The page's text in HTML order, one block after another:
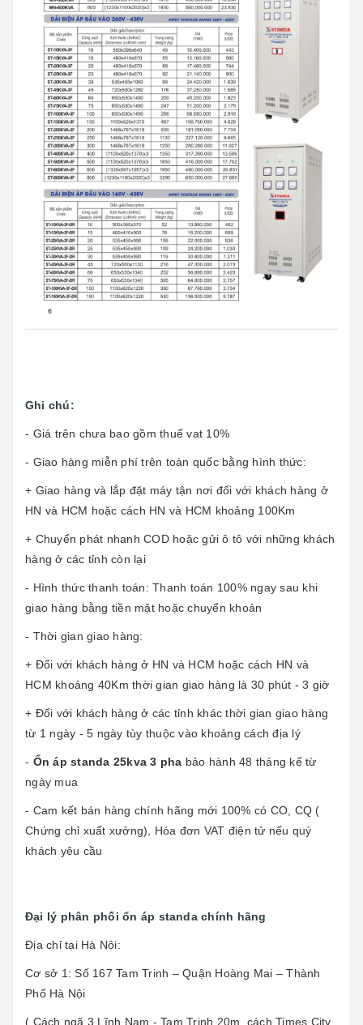
Ghi chú:
- Giá trên chưa bao gồm thuế vat 10%
- Giao hàng miễn phí trên toàn quốc bằng hình thức:
+ Giao hàng và lắp đặt máy tận nơi đối với khách hàng ở
HN và HCM hoặc cách HN và HCM khoảng 100Km
+ Chuyển phát nhanh COD hoặc gửi ô tô với những khách
hàng ở các tỉnh còn lại
- Hình thức thanh toán: Thanh toán 100% ngay sau khi
giao hàng bằng tiền mặt hoặc chuyển khoản
- Thời gian giao hàng:
+ Đối với khách hàng ở HN và HCM hoặc cách HN và
HCM khoảng 40Km thời gian giao hàng là 30 phút - 3 giờ
+ Đối với khách hàng ở các tỉnh khác thời gian giao hàng
từ 1 ngày - 5 ngày tùy thuộc vào khoảng cách địa lý
- Ổn áp standa 25kva 3 pha bảo hành 48 tháng kể từ
ngày mua
- Cam kết bán hàng chính hãng mới 100% có CO, CQ (
Chứng chỉ xuất xưởng), Hóa đơn VAT điện tử nếu quý
khách yêu cầu
Đại lý phân phối ổn áp standa chính hãng
Địa chỉ tại Hà Nội:
Cơ sở 1: Số 167 Tam Trinh – Quận Hoàng Mai – Thành
Phố Hà Nội
( Cách ngã 3 Lĩnh Nam - Tam Trinh 20m, cách Times City